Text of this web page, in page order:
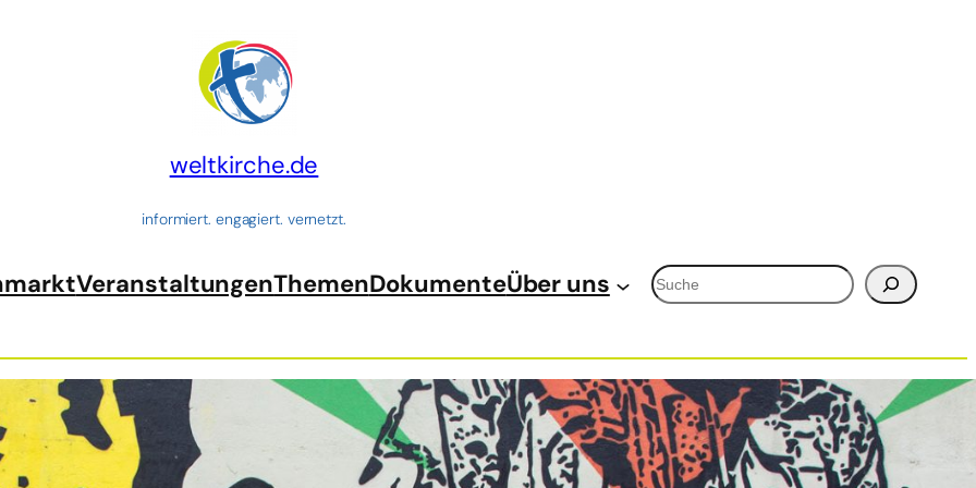
weltkirche.de
informiert. engagiert. vernetzt.
VeranstaltungenThemenDokumenteÜber uns Suchen